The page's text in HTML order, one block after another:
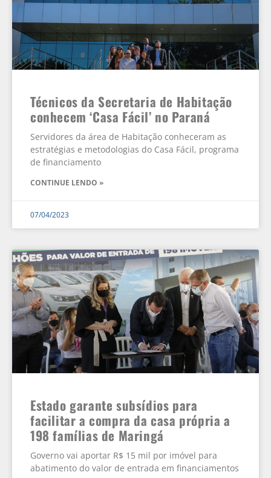
Técnicos da Secretaria de Habitação
conhecem ‘Casa Fácil’ no Paraná
Servidores da área de Habitação conheceram as
estratégias e metodologias do Casa Fácil, programa
de financiamento
CONTINUE LENDO »
07/04/2023
Estado garante subsídios para
facilitar a compra da casa própria a
198 famílias de Maringá
Governo vai aportar R$ 15 mil por imóvel para
abatimento do valor de entrada em financiamentos